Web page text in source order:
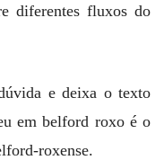
diferentes fluxos do
e deixa o texto
em belford roxo é o
roxense.